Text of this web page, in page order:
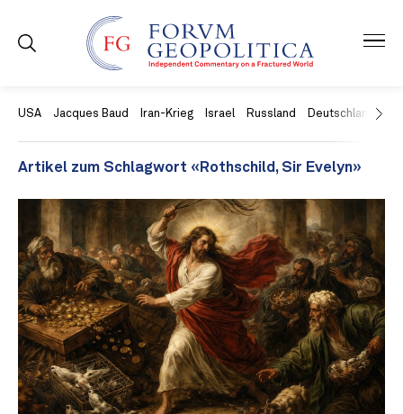
USA Jacques Baud Iran-Krieg Israel Russland Deutschland
Artikel zum Schlagwort «Rothschild, Sir Evelyn»